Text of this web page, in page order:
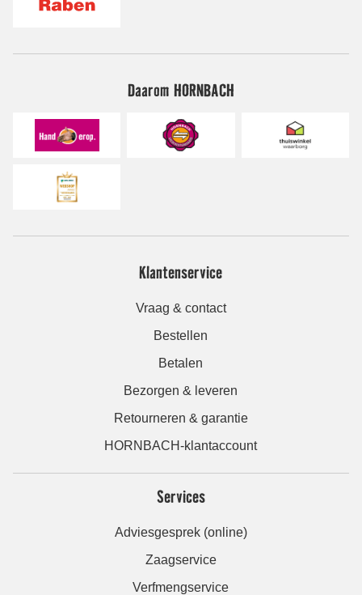
Daarom HORNBACH
Klantenservice
Vraag & contact
Bestellen
Betalen
Bezorgen & leveren
Retourneren & garantie
HORNBACH-klantaccount
Services
Adviesgesprek (online)
Zaagservice
Verfmengservice